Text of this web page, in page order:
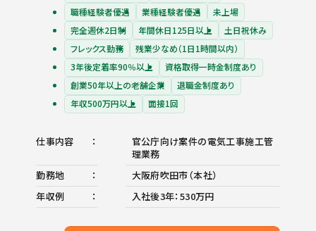
職種経験者優遇
業種経験者優遇
未上場
完全週休2日制
年間休日125日以上
土日祝休み
フレックス勤務
残業少なめ（1日1時間以内）
3年後定着率90％以上
資格取得一時金制度あり
創業50年以上の老舗企業
退職金制度あり
年収500万円以上
面接1回
仕事内容
官公庁向け案件の電気工事施工管
理業務
勤務地
大阪府吹田市（本社）
年収例
入社後3年：530万円